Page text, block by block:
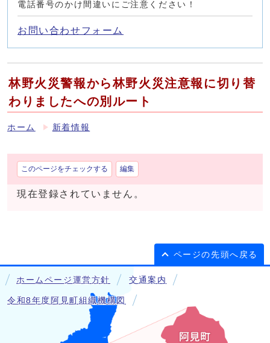
電話番号のかけ間違いにご注意ください！
お問い合わせフォーム
林野火災警報から林野火災注意報に切り替
わりましたへの別ルート
ホーム 新着情報
このページをチェックする 編集
現在登録されていません。
ページの先頭へ戻る
ホームページ運営方針 交通案内
令和8年度阿見町組織機構図